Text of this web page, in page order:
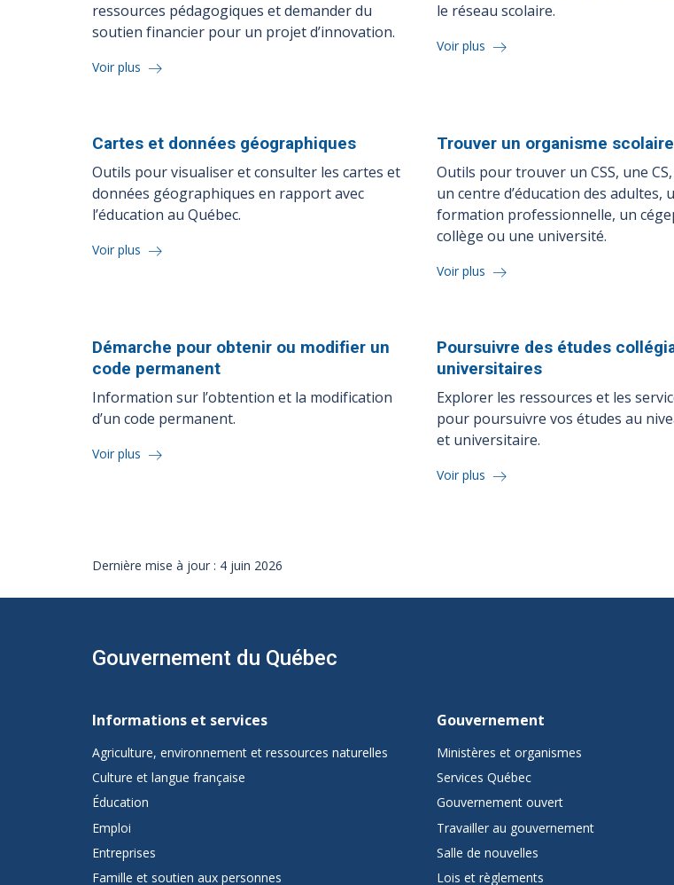
ressources pédagogiques et demander du
soutien financier pour un projet d’innovation.
Voir plus
le réseau scolaire.
Voir plus
Cartes et données géographiques
Outils pour visualiser et consulter les cartes et
données géographiques en rapport avec
l’éducation au Québec.
Voir plus
Trouver un organisme scolaire
Outils pour trouver un CSS, une
un centre d’éducation des adultes,
formation professionnelle, un
collège ou une université.
Voir plus
Démarche pour obtenir ou modifier un
code permanent
Information sur l’obtention et la modification
d’un code permanent.
Voir plus
Poursuivre des études
universitaires
Explorer les ressources et les
pour poursuivre vos études au
et universitaire.
Voir plus
Dernière mise à jour : 4 juin 2026
Gouvernement du Québec
de
pied
de
page
de
Informations et services
Agriculture, environnement et ressources naturelles
Culture et langue française
Éducation
Emploi
Entreprises
Famille et soutien aux personnes
Gouvernement
Ministères et organismes
Services Québec
Gouvernement ouvert
Travailler au gouvernement
Salle de nouvelles
Lois et règlements